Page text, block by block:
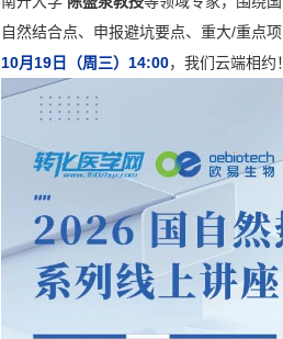
自然结合点、申报避坑要点、重大/重点项
10月19日（周三）14:00，我们云端相约